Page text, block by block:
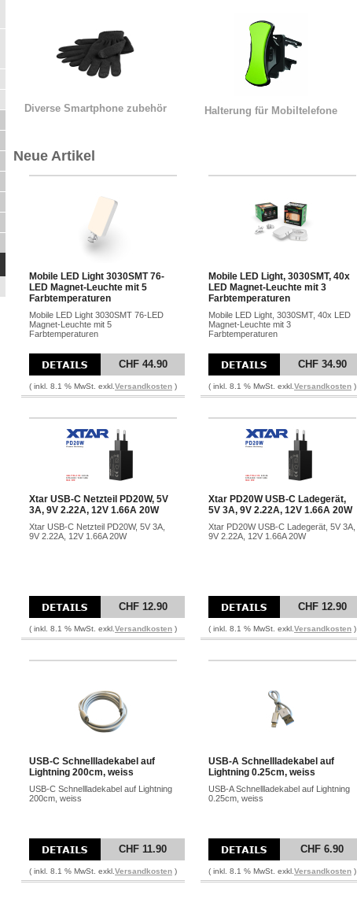
Diverse Smartphone zubehör Halterung für Mobiltelefone
Neue Artikel
Mobile LED Light 3030SMT 76-
LED Magnet-Leuchte mit 5
Farbtemperaturen
Mobile LED Light 3030SMT 76-LED
Magnet-Leuchte mit 5
Farbtemperaturen
CHF 44.90
( inkl. 8.1 % MwSt. exkl. Versandkosten )
Mobile LED Light, 3030SMT, 40x
LED Magnet-Leuchte mit 3
Farbtemperaturen
Mobile LED Light, 3030SMT, 40x LED
Magnet-Leuchte mit 3
Farbtemperaturen
CHF 34.90
( inkl. 8.1 % MwSt. exkl. Versandkosten )
Xtar USB-C Netzteil PD20W, 5V
3A, 9V 2.22A, 12V 1.66A 20W
Xtar USB-C Netzteil PD20W, 5V 3A,
9V 2.22A, 12V 1.66A 20W
CHF 12.90
( inkl. 8.1 % MwSt. exkl. Versandkosten )
Xtar PD20W USB-C Ladegerät,
5V 3A, 9V 2.22A, 12V 1.66A 20W
Xtar PD20W USB-C Ladegerät, 5V 3A,
9V 2.22A, 12V 1.66A 20W
CHF 12.90
( inkl. 8.1 % MwSt. exkl. Versandkosten )
USB-C Schnellladekabel auf
Lightning 200cm, weiss
USB-C Schnellladekabel auf Lightning
200cm, weiss
CHF 11.90
( inkl. 8.1 % MwSt. exkl. Versandkosten )
USB-A Schnellladekabel auf
Lightning 0.25cm, weiss
USB-A Schnellladekabel auf Lightning
0.25cm, weiss
CHF 6.90
( inkl. 8.1 % MwSt. exkl. Versandkosten )